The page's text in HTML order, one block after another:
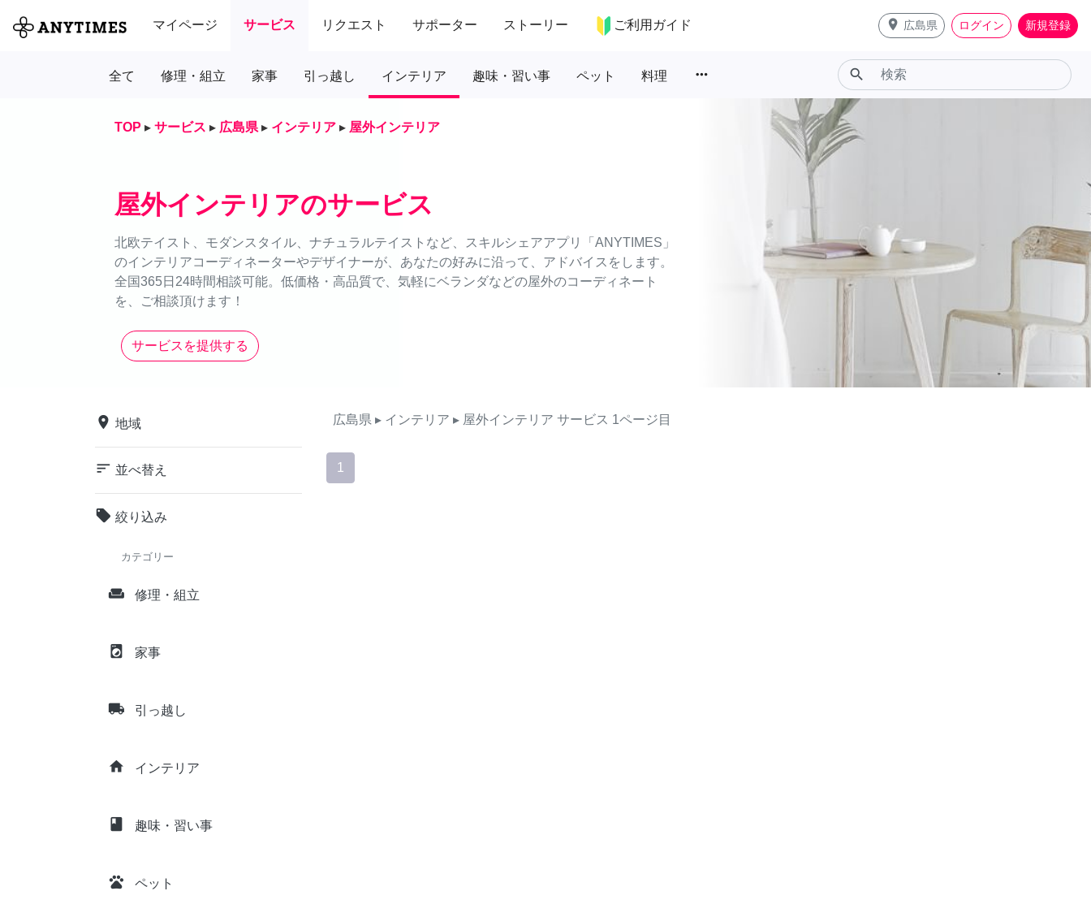
マイページ サービス リクエスト サポーター ストーリー ご利用ガイド place 広島県 ログイン 新規登録
全て 修理・組立 家事 引っ越し インテリア 趣味・習い事 ペット 料理 more_horiz search
TOP ▸ サービス ▸ 広島県 ▸ インテリア ▸ 屋外インテリア
屋外インテリアのサービス
北欧テイスト、モダンスタイル、ナチュラルテイストなど、スキルシェアアプリ「ANYTIMES」
のインテリアコーディネーターやデザイナーが、あなたの好みに沿って、アドバイスをします。
全国365日24時間相談可能。低価格・高品質で、気軽にベランダなどの屋外のコーディネート
を、ご相談頂けます！
サービスを提供する
place 地域
sort 並べ替え
local_offer 絞り込み
カテゴリー
weekend 修理・組立
local_laundry_service 家事
local_shipping 引っ越し
home インテリア
class 趣味・習い事
pets ペット
広島県 ▸ インテリア ▸ 屋外インテリア サービス 1ページ目
1